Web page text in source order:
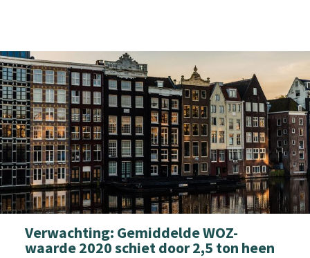
Verwachting: Gemiddelde WOZ-
waarde 2020 schiet door 2,5 ton heen